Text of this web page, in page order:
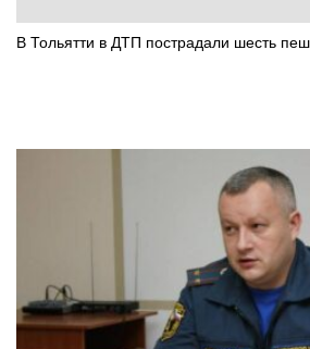
В Тольятти в ДТП пострадали шесть